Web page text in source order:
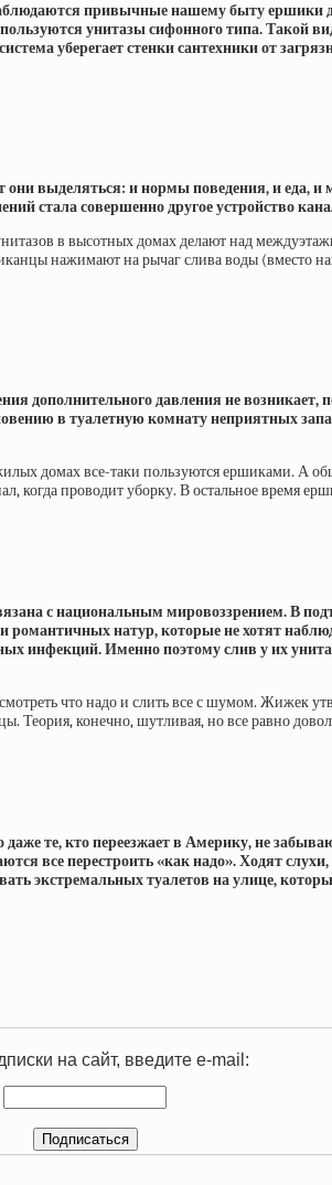
привычные нашему быту ершики
унитазы сифонного типа. Такой
уберегает стенки сантехники от
выделяться: и нормы поведения, и еда, и
стала совершенно другое устройство
в высотных домах делают над
нажимают на рычаг слива воды (вместо
дополнительного давления не возникает,
в туалетную комнату неприятных
домах все-таки пользуются ершиками. А
когда проводит уборку. В остальное время
с национальным мировоззрением. В
романтичных натур, которые не хотят
инфекций. Именно поэтому слив у их
что надо и слить все с шумом. Жижек
Теория, конечно, шутливая, но все равно
те, кто переезжает в Америку, не
все перестроить «как надо». Ходят
экстремальных туалетов на улице,
на сайт, введите e-mail: